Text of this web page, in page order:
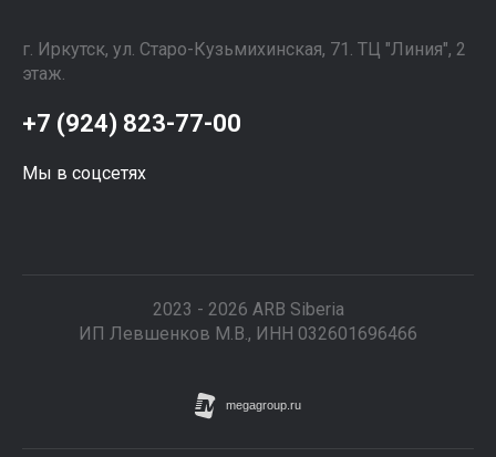
г. Иркутск, ул. ​Старо-Кузьмихинская, 71. ТЦ "Линия", 2
этаж. ⠀⠀⠀⠀⠀⠀⠀⠀⠀⠀
+7 (924) 823-77-00
Мы в соцсетях
2023 - 2026 ARB Siberia
ИП Левшенков М.В., ИНН 032601696466